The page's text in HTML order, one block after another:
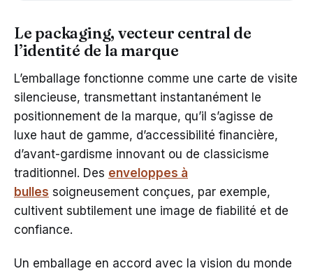
Le packaging, vecteur central de
l’identité de la marque
L’emballage fonctionne comme une carte de visite
silencieuse, transmettant instantanément le
positionnement de la marque, qu’il s’agisse de
luxe haut de gamme, d’accessibilité financière,
d’avant-gardisme innovant ou de classicisme
traditionnel. Des enveloppes à
bulles soigneusement conçues, par exemple,
cultivent subtilement une image de fiabilité et de
confiance.
Un emballage en accord avec la vision du monde